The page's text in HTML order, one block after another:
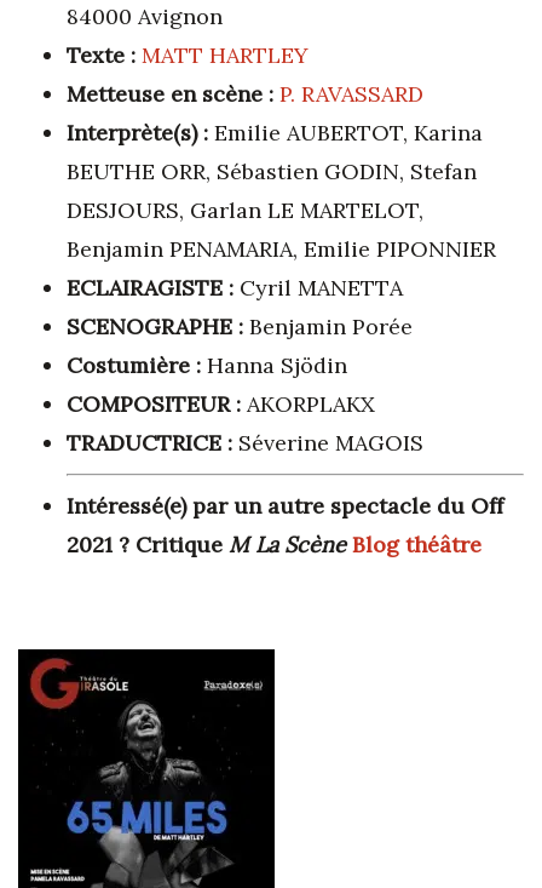
84000 Avignon
Texte : MATT HARTLEY
Metteuse en scène : P. RAVASSARD
Interprète(s) : Emilie AUBERTOT, Karina
BEUTHE ORR, Sébastien GODIN, Stefan
DESJOURS, Garlan LE MARTELOT,
Benjamin PENAMARIA, Emilie PIPONNIER
ECLAIRAGISTE : Cyril MANETTA
SCENOGRAPHE : Benjamin Porée
Costumière : Hanna Sjödin
COMPOSITEUR : AKORPLAKX
TRADUCTRICE : Séverine MAGOIS
Intéressé(e) par un autre spectacle du Off
2021 ? Critique M La Scène Blog théâtre